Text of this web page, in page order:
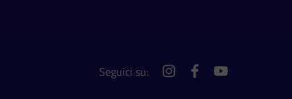
Seguici su: instagramfacebookyoutube